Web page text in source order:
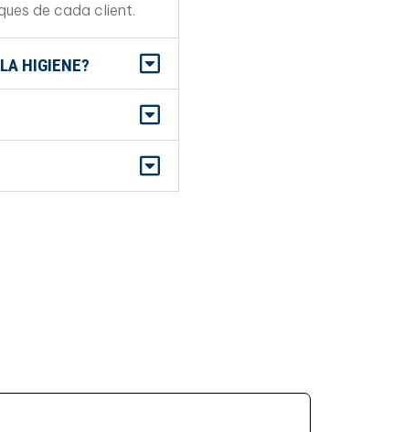
de cada client.
HIGIENE?